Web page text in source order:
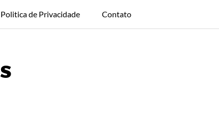
Politica de Privacidade Contato